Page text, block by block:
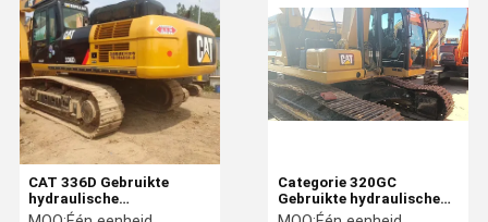
CAT 336D Gebruikte
hydraulische
graafmachine,
Categorie 320GC
Gebruikte hydraulische
graafmachines voor